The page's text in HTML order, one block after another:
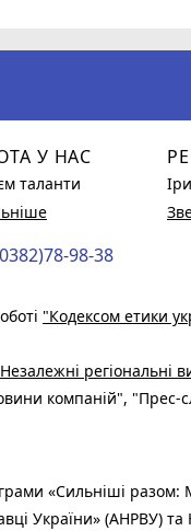
У НАС
таланти
98-38
"Кодексом етики
Незалежні регіональні
компаній", "Прес-
«Сильніші разом:
України» (АНРВУ)